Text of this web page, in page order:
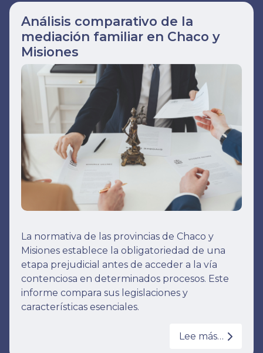
Análisis comparativo de la
mediación familiar en Chaco y
Misiones
La normativa de las provincias de Chaco y
Misiones establece la obligatoriedad de una
etapa prejudicial antes de acceder a la vía
contenciosa en determinados procesos. Este
informe compara sus legislaciones y
características esenciales.
Lee más…